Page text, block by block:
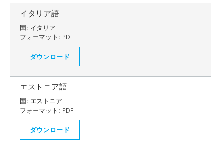
イタリア語
国: イタリア
フォーマット: PDF
ダウンロード
エストニア語
国: エストニア
フォーマット: PDF
ダウンロード